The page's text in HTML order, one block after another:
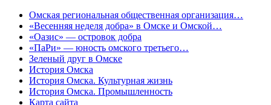
Омская региональная общественная организация…
«Весенняя неделя добра» в Омске и Омской…
«Оазис» — островок добра
«ПаРи» — юность омского третьего…
Зеленый друг в Омске
История Омска
История Омска. Культурная жизнь
История Омска. Промышленность
Карта сайта